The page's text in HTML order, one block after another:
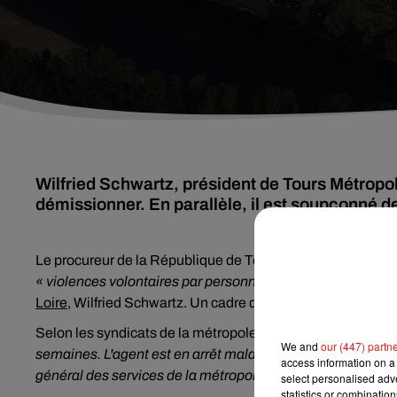
Wilfried Schwartz, président de Tours
démissionner. En parallèle, il est soupçonné
Le procureur de la République de Tours, Grégoire Dulin,
« violences volontaires par personne dépositaire de
Loire, Wilfried Schwartz. Un cadre de la métropole a, en
Selon les syndicats de la métropole,
semaines. L'agent est en arrêt malad
ie ». Puis,« un autre
général des services de la métropole de Tours »,poursuit
We and our (447)
access information on
select personalised
statistics or